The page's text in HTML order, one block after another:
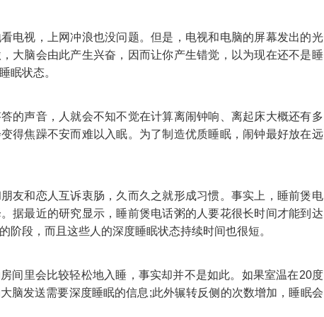
电视，上网冲浪也没问题。但是，电视和电脑的屏幕发出的光
大脑会由此产生兴奋，因而让你产生错觉，以为现在还不是睡
眠状态。
的声音，人就会不知不觉在计算离闹钟响、离起床大概还有多
得焦躁不安而难以入眠。为了制造优质睡眠，闹钟最好放在远
友和恋人互诉衷肠，久而久之就形成习惯。事实上，睡前煲电
据最近的研究显示，睡前煲电话粥的人要花很长时间才能到达
阶段，而且这些人的深度睡眠状态持续时间也很短。
间里会比较轻松地入睡，事实却并不是如此。如果室温在20度
脑发送需要深度睡眠的信息;此外辗转反侧的次数增加，睡眠会